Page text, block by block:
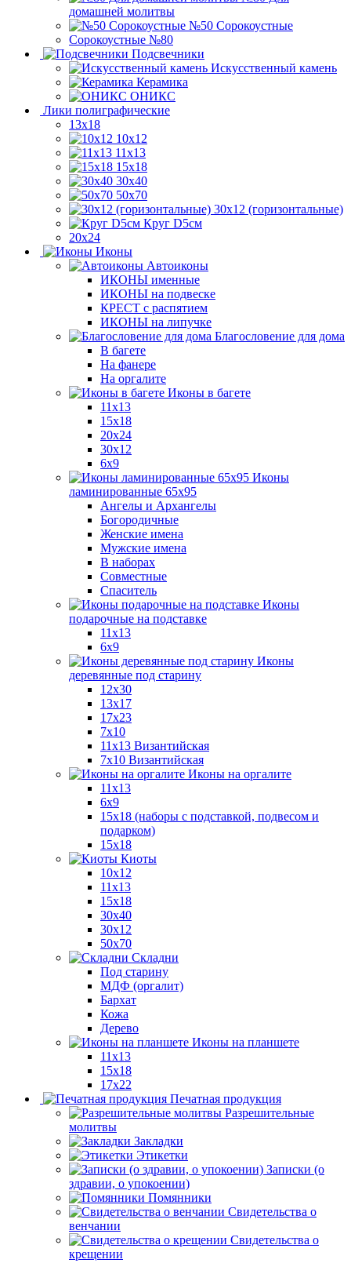
домашней молитвы
№50 Сорокоустные
Сорокоустные №80
Подсвечники
Искусственный камень
Керамика
ОНИКС
Лики полиграфические
13x18
10x12
11х13
15х18
30x40
50x70
30x12 (горизонтальные)
Круг D5см
20х24
Иконы
Автоиконы
ИКОНЫ именные
ИКОНЫ на подвеске
КРЕСТ с распятием
ИКОНЫ на липучке
Благословение для дома
В багете
На фанере
На оргалите
Иконы в багете
11x13
15x18
20x24
30х12
6x9
Иконы
ламинированные 65x95
Ангелы и Архангелы
Богородичные
Женские имена
Мужские имена
В наборах
Совместные
Спаситель
Иконы
подарочные на подставке
11x13
6x9
Иконы
деревянные под старину
12х30
13x17
17x23
7x10
11x13 Византийская
7x10 Византийская
Иконы на оргалите
11x13
6x9
15х18 (наборы с подставкой, подвесом и
подарком)
15x18
Киоты
10x12
11x13
15x18
30x40
30х12
50x70
Складни
Под старину
МДФ (оргалит)
Бархат
Кожа
Дерево
Иконы на планшете
11х13
15х18
17х22
Печатная продукция
Разрешительные
молитвы
Закладки
Этикетки
Записки (о
здравии, о упокоении)
Помянники
Свидетельства о
венчании
Свидетельства о
крещении